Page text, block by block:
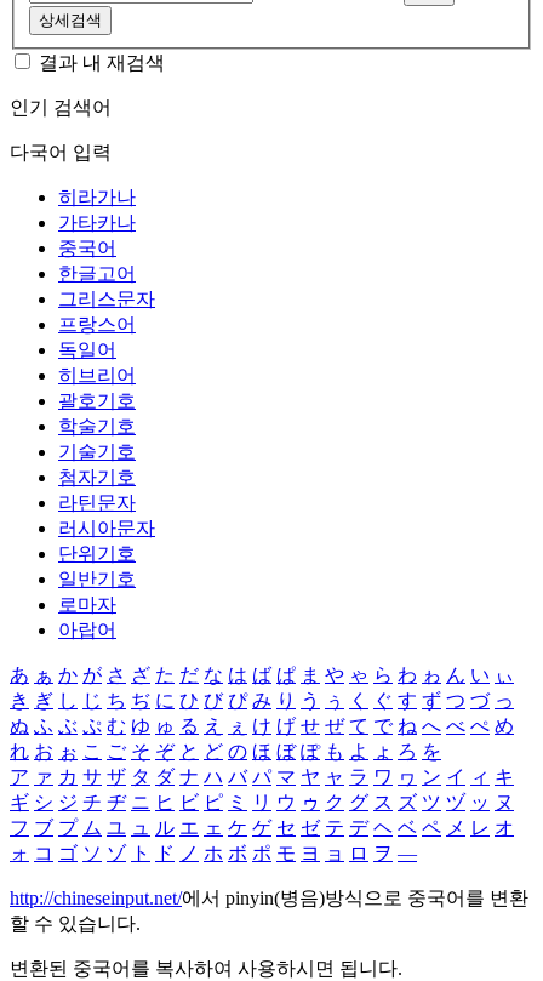
상세검색
결과 내 재검색
인기 검색어
다국어 입력
히라가나
가타카나
중국어
한글고어
그리스문자
프랑스어
독일어
히브리어
괄호기호
학술기호
기술기호
첨자기호
라틴문자
러시아문자
단위기호
일반기호
로마자
아랍어
あ ぁ か が さ ざ た だ な は ば ぱ ま や ゃ ら わ ゎ ん い ぃ
き ぎ し じ ち ぢ に ひ び ぴ み り う ぅ く ぐ す ず つ づ っ
ぬ ふ ぶ ぷ む ゆ ゅ る え ぇ け げ せ ぜ て で ね へ べ ぺ め
れ お ぉ こ ご そ ぞ と ど の ほ ぼ ぽ も よ ょ ろ を
ア ァ カ サ ザ タ ダ ナ ハ バ パ マ ヤ ャ ラ ワ ヮ ン イ ィ キ
ギ シ ジ チ ヂ ニ ヒ ビ ピ ミ リ ウ ゥ ク グ ス ズ ツ ヅ ッ ヌ
フ ブ プ ム ユ ュ ル エ ェ ケ ゲ セ ゼ テ デ ヘ ベ ペ メ レ オ
ォ コ ゴ ソ ゾ ト ド ノ ホ ボ ポ モ ヨ ョ ロ ヲ ―
http://chineseinput.net/에서 pinyin(병음)방식으로 중국어를 변환
할 수 있습니다.
변환된 중국어를 복사하여 사용하시면 됩니다.